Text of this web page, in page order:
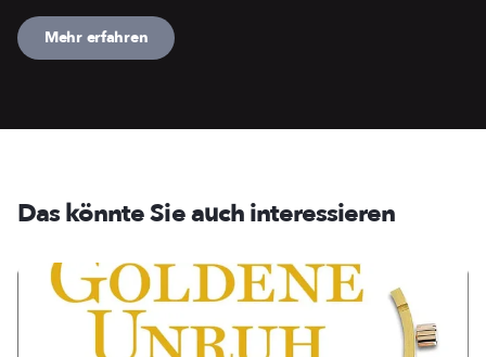
Mehr erfahren
Das könnte Sie auch interessieren